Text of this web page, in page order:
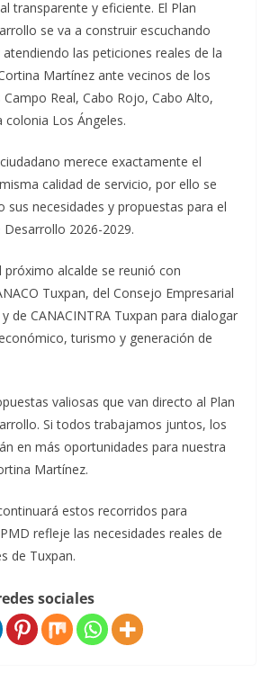
transparente y eficiente. El Plan
se va a construir escuchando
las peticiones reales de la
Martínez ante vecinos de los
Real, Cabo Rojo, Cabo Alto,
colonia Los Ángeles.
merece exactamente el
calidad de servicio, por ello se
sus necesidades y propuestas para el
Desarrollo 2026-2029.
próximo alcalde se reunió con
Tuxpan, del Consejo Empresarial
de CANACINTRA Tuxpan para dialogar
turismo y generación de
valiosas que van directo al Plan
Si todos trabajamos juntos, los
en más oportunidades para nuestra
Martínez.
estos recorridos para
refleje las necesidades reales de
de Tuxpan.
sociales